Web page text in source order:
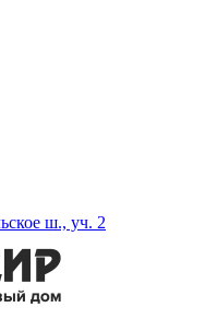
ш., уч. 2